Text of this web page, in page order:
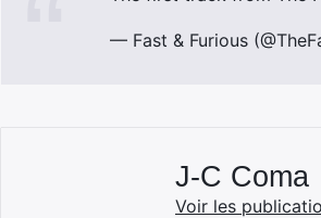
— Fast & Furious
J-C Coma
Voir les